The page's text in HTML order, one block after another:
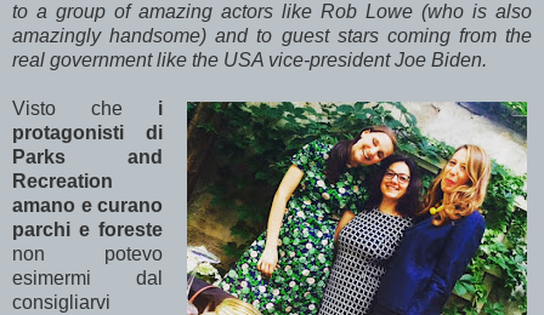
to a group of amazing actors like Rob Lowe (who is also
amazingly handsome) and to guest stars coming from the
real government like the USA vice-president Joe Biden.
Visto che i
protagonisti di
Parks and
Recreation
amano e curano
parchi e foreste
non potevo
esimermi dal
consigliarvi